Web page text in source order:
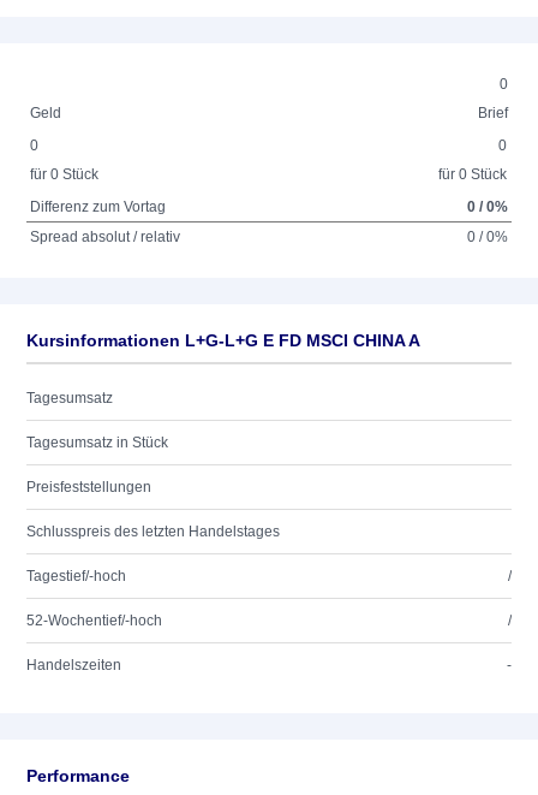
0
Geld
Brief
0
für 0 Stück
0
für 0 Stück
Differenz zum Vortag
0 / 0%
Spread absolut / relativ
0 / 0%
Kursinformationen L+G-L+G E FD MSCI CHINA A
Tagesumsatz
Tagesumsatz in Stück
Preisfeststellungen
Schlusspreis des letzten Handelstages
Tagestief/-hoch /
52-Wochentief/-hoch /
Handelszeiten -
Performance